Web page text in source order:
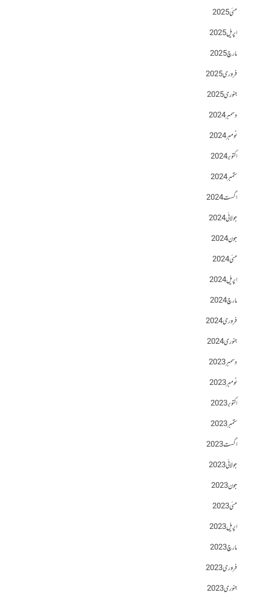
مئی 2025
اپریل 2025
مارچ 2025
فروری 2025
جنوری 2025
دسمبر 2024
نومبر 2024
اکتوبر 2024
ستمبر 2024
اگست 2024
جولائی 2024
جون 2024
مئی 2024
اپریل 2024
مارچ 2024
فروری 2024
جنوری 2024
دسمبر 2023
نومبر 2023
اکتوبر 2023
ستمبر 2023
اگست 2023
جولائی 2023
جون 2023
مئی 2023
اپریل 2023
مارچ 2023
فروری 2023
جنوری 2023